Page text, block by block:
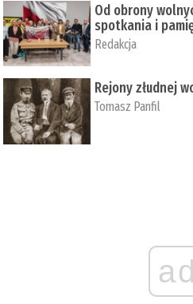
Od obrony
spotkania i
Redakcja
Rejony złudnej
Tomasz Panfil
ad